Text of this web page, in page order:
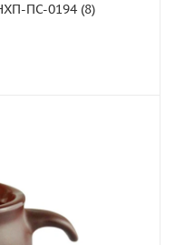
ПС-0194 (8)